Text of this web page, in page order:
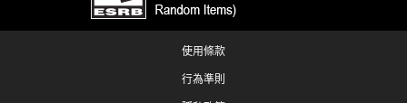
使用條款
行為準則